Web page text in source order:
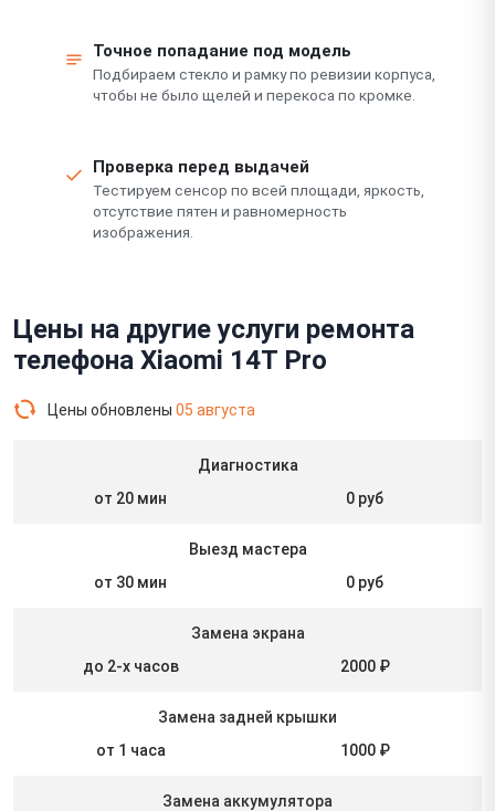
Точное попадание под модель
Подбираем стекло и рамку по ревизии корпуса,
чтобы не было щелей и перекоса по кромке.
Проверка перед выдачей
Тестируем сенсор по всей площади, яркость,
отсутствие пятен и равномерность
изображения.
Цены на другие услуги ремонта
телефона Xiaomi 14T Pro
Цены обновлены 05 августа
Диагностика
от 20 мин
0 руб
Выезд мастера
от 30 мин
0 руб
Замена экрана
до 2-х часов
2000 ₽
Замена задней крышки
от 1 часа
1000 ₽
Замена аккумулятора